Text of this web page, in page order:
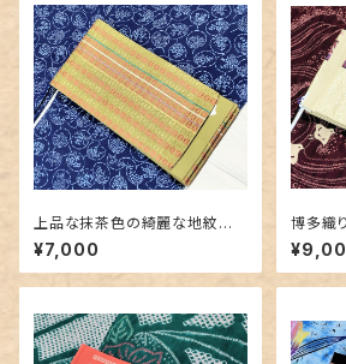
上品な抹茶色の綺麗な地紋
博多織り半幅帯
¥7,000
博多織
豪華な